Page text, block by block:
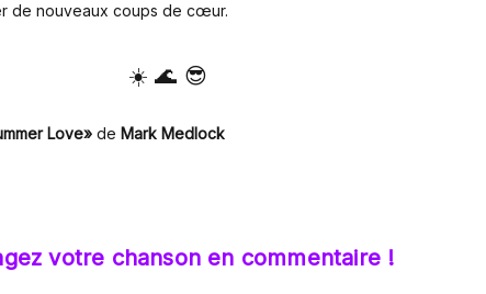
de nouveaux coups de cœur.
☀️ 🌊 😎
Love» de Mark Medlock
votre chanson en commentaire !